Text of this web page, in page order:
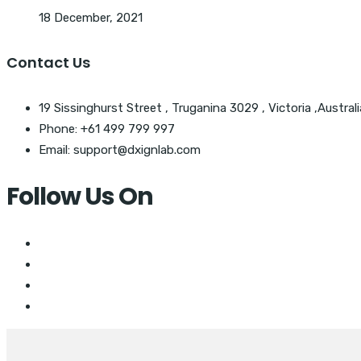
18 December, 2021
Contact Us
19 Sissinghurst Street , Truganina 3029 , Victoria
Phone: +61 499 799 997
Email: support@dxignlab.com
Follow Us On